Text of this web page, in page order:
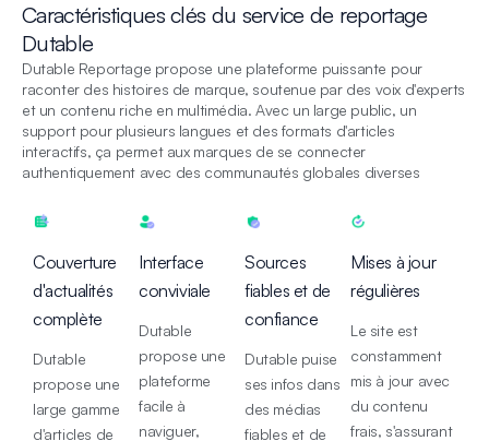
Caractéristiques clés du service de reportage
Dutable
Dutable Reportage propose une plateforme puissante pour
raconter des histoires de marque, soutenue par des voix d'experts
et un contenu riche en multimédia. Avec un large public, un
support pour plusieurs langues et des formats d'articles
interactifs, ça permet aux marques de se connecter
authentiquement avec des communautés globales diverses
Couverture
d'actualités
complète
Dutable
propose une
large gamme
d'articles de
Interface
conviviale
Dutable
propose une
plateforme
facile à
naviguer,
Sources
fiables et de
confiance
Dutable puise
ses infos dans
des médias
fiables et de
Mises à jour
régulières
Le site est
constamment
mis à jour avec
du contenu
frais, s'assurant